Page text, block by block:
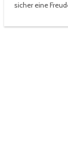
sicher eine